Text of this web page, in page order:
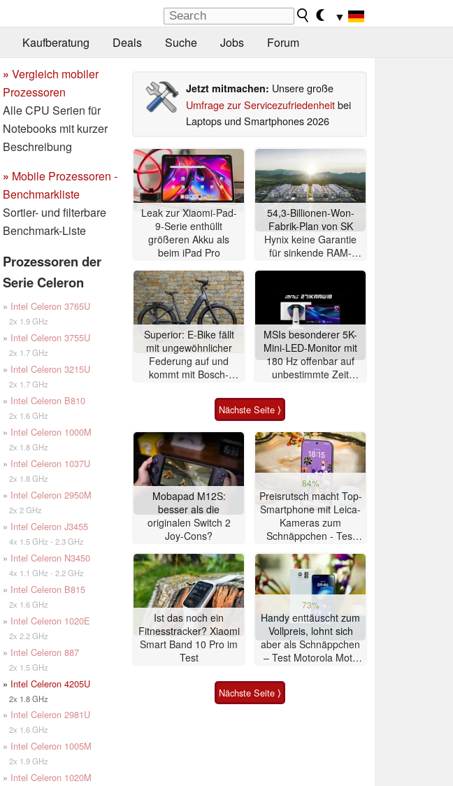
▼
Kaufberatung Deals Suche Jobs Forum
» Vergleich mobiler
Prozessoren
Alle CPU Serien für
Notebooks mit kurzer
Beschreibung
» Mobile Prozessoren -
Benchmarkliste
Sortier- und filterbare
Benchmark-Liste
Prozessoren der
Serie Celeron
» Intel Celeron 3765U
2x 1.9 GHz
» Intel Celeron 3755U
2x 1.7 GHz
» Intel Celeron 3215U
2x 1.7 GHz
» Intel Celeron B810
2x 1.6 GHz
» Intel Celeron 1000M
2x 1.8 GHz
» Intel Celeron 1037U
2x 1.8 GHz
» Intel Celeron 2950M
2x 2 GHz
» Intel Celeron J3455
4x 1.5 GHz - 2.3 GHz
» Intel Celeron N3450
4x 1.1 GHz - 2.2 GHz
» Intel Celeron B815
2x 1.6 GHz
» Intel Celeron 1020E
2x 2.2 GHz
» Intel Celeron 887
2x 1.5 GHz
» Intel Celeron 4205U
2x 1.8 GHz
» Intel Celeron 2981U
2x 1.6 GHz
» Intel Celeron 1005M
2x 1.9 GHz
» Intel Celeron 1020M
Jetzt mitmachen: Unsere große
Umfrage zur Servicezufriedenheitbei
Laptops und Smartphones 2026
Leak zur Xiaomi-Pad-
9-Serie enthüllt
größeren Akku als
beim iPad Pro
54,3-Billionen-Won-
Fabrik-Plan von SK
Hynix keine Garantie
für sinkende RAM-
Superior: E-Bike fällt
mit ungewöhnlicher
Federung auf und
kommt mit Bosch-
MSIs besonderer 5K-
Mini-LED-Monitor mit
180 Hz offenbar auf
unbestimmte Zeit
Nächste Seite ⟩
Mobapad M12S:
besser als die
originalen Switch 2
Joy-Cons?
84%
Preisrutsch macht Top-
Smartphone mit Leica-
Kameras zum
Schnäppchen - Test
Ist das noch ein
Fitnesstracker? Xiaomi
Smart Band 10 Pro im
Test
73%
Handy enttäuscht zum
Vollpreis, lohnt sich
aber als Schnäppchen
– Test Motorola Moto
Nächste Seite ⟩